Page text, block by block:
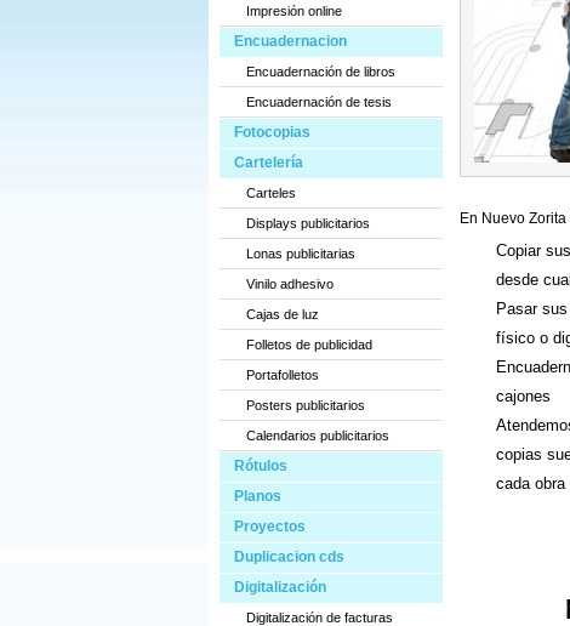
Impresión online
Encuadernacion
Encuadernación de libros
Encuadernación de tesis
Fotocopias
Cartelería
Carteles
Displays publicitarios
Lonas publicitarias
Vinilo adhesivo
Cajas de luz
Folletos de publicidad
Portafolletos
Posters publicitarios
Calendarios publicitarios
Rótulos
Planos
Proyectos
Duplicacion cds
Digitalización
Digitalización de facturas
En Nuevo
Copiar
desde
Pasar
físico o
cajones
copias
cada obra